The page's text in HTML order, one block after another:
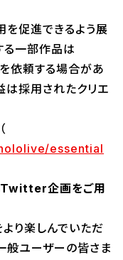
を促進できるよう展
る一部作品は
依頼する場合があ
採用されたクリエ
essential
企画をご用
り楽しんでいただ
般ユーザーの皆さま